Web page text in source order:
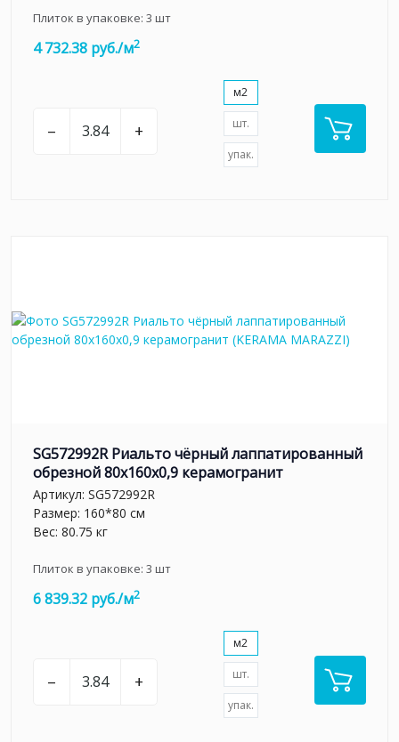
Плиток в упаковке: 3 шт
4 732.38 руб./м2
– +
м2
шт.
упак.
SG572992R Риальто чёрный лаппатированный
обрезной 80x160x0,9 керамогранит
Артикул: SG572992R
Размер: 160*80 см
Вес: 80.75 кг
Плиток в упаковке: 3 шт
6 839.32 руб./м2
– +
м2
шт.
упак.